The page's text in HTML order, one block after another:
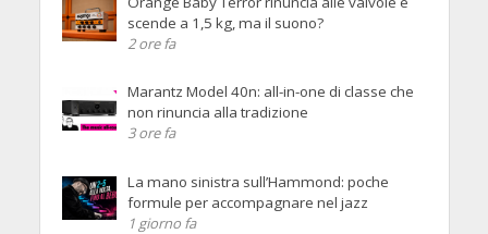
scende a 1,5 kg, ma il suono?
2 ore fa
Marantz Model 40n: all-in-one di classe che
non rinuncia alla tradizione
3 ore fa
La mano sinistra sull’Hammond: poche
formule per accompagnare nel jazz
1 giorno fa